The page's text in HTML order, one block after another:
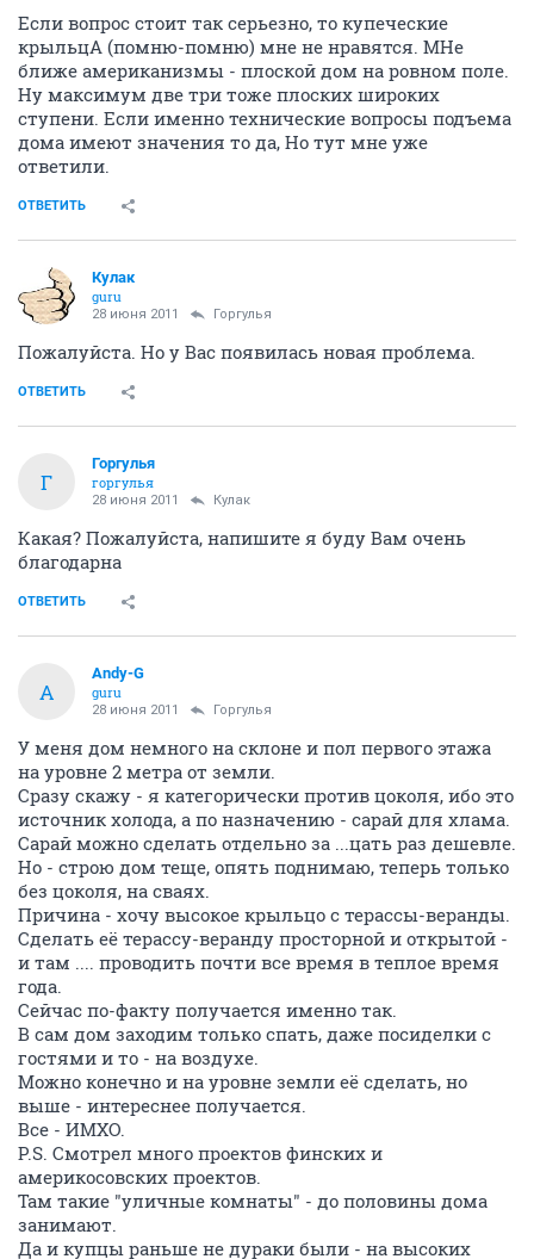
Если вопрос стоит так серьезно, то купеческие
крыльцА (помню-помню) мне не нравятся. МНе
ближе американизмы - плоской дом на ровном поле.
Ну максимум две три тоже плоских широких
ступени. Если именно технические вопросы подъема
дома имеют значения то да, Но тут мне уже
ответили.
ОТВЕТИТЬ
Кулак
guru
28 июня 2011 Горгулья
Пожалуйста. Но у Вас появилась новая проблема.
ОТВЕТИТЬ
Г
Горгулья
горгулья
28 июня 2011 Кулак
Какая? Пожалуйста, напишите я буду Вам очень
благодарна
ОТВЕТИТЬ
A
Andy-G
guru
28 июня 2011 Горгулья
У меня дом немного на склоне и пол первого этажа
на уровне 2 метра от земли.
Сразу скажу - я категорически против цоколя, ибо это
источник холода, а по назначению - сарай для хлама.
Сарай можно сделать отдельно за ...цать раз дешевле.
Но - строю дом теще, опять поднимаю, теперь только
без цоколя, на сваях.
Причина - хочу высокое крыльцо с терассы-веранды.
Сделать её терассу-веранду просторной и открытой -
и там .... проводить почти все время в теплое время
года.
Сейчас по-факту получается именно так.
В сам дом заходим только спать, даже посиделки с
гостями и то - на воздухе.
Можно конечно и на уровне земли её сделать, но
выше - интереснее получается.
Все - ИМХО.
P.S. Смотрел много проектов финских и
америкосовских проектов.
Там такие "уличные комнаты" - до половины дома
занимают.
Да и купцы раньше не дураки были - на высоких